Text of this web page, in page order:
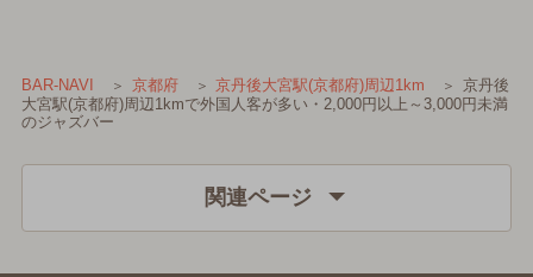
BAR-NAVI 京都府 京丹後大宮駅(京都府)周辺1km
京丹後
大宮駅(京都府)周辺1kmで外国人客が多い・2,000円以上～3,000円未満
のジャズバー
関連ページ